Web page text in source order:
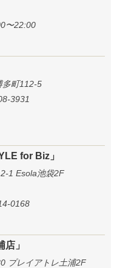
〜22:00
町112-5
3931
for Biz」
1 Esola池袋2F
0168
」
プレイアトレ土浦2F